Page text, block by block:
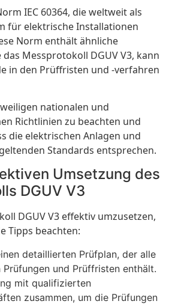
IEC 60364, die weltweit als
für elektrische Installationen
Norm enthält ähnliche
Messprotokoll DGUV V3, kann
in den Prüffristen und -verfahren
nationalen und
Richtlinien zu beachten und
die elektrischen Anlagen und
Standards entsprechen.
Umsetzung des
DGUV V3
DGUV V3 effektiv umzusetzen,
Tipps beachten:
detaillierten Prüfplan, der alle
und Prüffristen enthält.
mit qualifizierten
zusammen, um die Prüfungen